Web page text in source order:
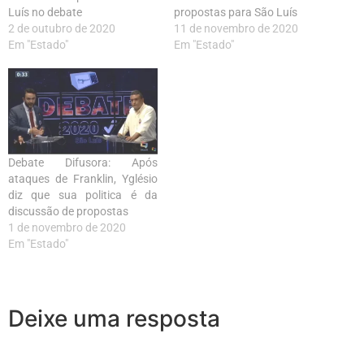
Luís no debate
2 de outubro de 2020
Em "Estado"
propostas para São Luís
11 de novembro de 2020
Em "Estado"
Debate Difusora: Após
ataques de Franklin, Yglésio
diz que sua politica é da
discussão de propostas
1 de novembro de 2020
Em "Estado"
Deixe uma resposta